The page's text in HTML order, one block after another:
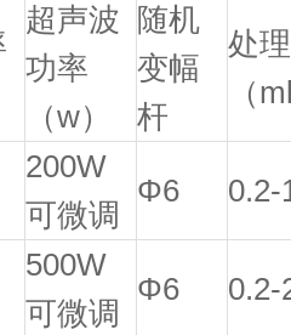
超声波
功率
（w）
随机
变幅
杆
处
（
200W
可微调
Φ6 0.2-
500W
可微调
Φ6 0.2-